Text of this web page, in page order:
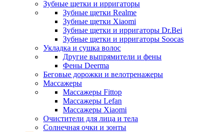
Зубные щетки и ирригаторы
Зубные щетки Realme
Зубные щетки Xiaomi
Зубные щетки и ирригаторы Dr.Bei
Зубные щетки и ирригаторы Soocas
Укладка и сушка волос
Другие выпрямители и фены
Фены Deerma
Беговые дорожки и велотренажеры
Массажеры
Массажеры Fittop
Массажеры Lefan
Массажеры Xiaomi
Очистители для лица и тела
Солнечная очки и зонты